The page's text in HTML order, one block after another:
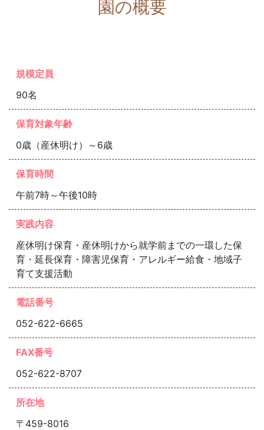
園の概要
規模定員
90名
保育対象年齢
0歳（産休明け）～6歳
保育時間
午前7時～午後10時
実践内容
産休明け保育・産休明けから就学前までの一環した保
育・延長保育・障害児保育・アレルギー給食・地域子
育て支援活動
電話番号
052-622-6665
FAX番号
052-622-8707
所在地
〒459-8016